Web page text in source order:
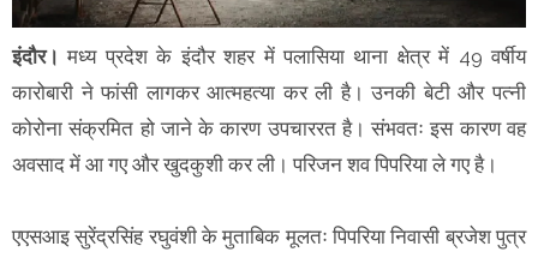
इंदौर। मध्य प्रदेश के इंदौर शहर में पलासिया थाना क्षेत्र में 49 वर्षीय
कारोबारी ने फांसी लागकर आत्महत्या कर ली है। उनकी बेटी और पत्नी
कोरोना संक्रमित हो जाने के कारण उपचाररत है। संभवतः इस कारण वह
अवसाद में आ गए और खुदकुशी कर ली। परिजन शव पिपरिया ले गए है।
एएसआइ सुरेंद्रसिंह रघुवंशी के मुताबिक मूलतः पिपरिया निवासी ब्रजेश पुत्र